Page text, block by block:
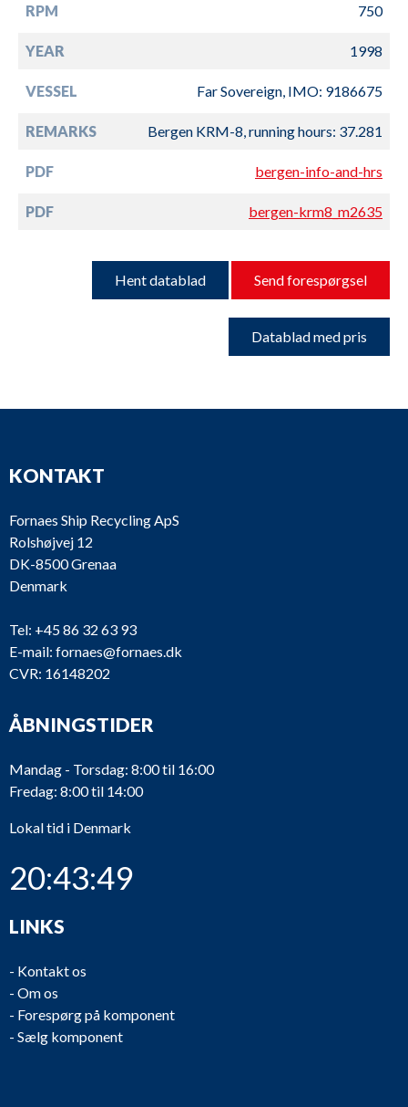
RPM 750
YEAR 1998
VESSEL Far Sovereign, IMO: 9186675
REMARKS Bergen KRM-8, running hours: 37.281
PDF bergen-info-and-hrs
PDF bergen-krm8_m2635
Hent datablad Send forespørgsel
Datablad med pris
KONTAKT
Fornaes Ship Recycling ApS
Rolshøjvej 12
DK-8500 Grenaa
Denmark
Tel: +45 86 32 63 93
E-mail: fornaes@fornaes.dk
CVR: 16148202
ÅBNINGSTIDER
Mandag - Torsdag: 8:00 til 16:00
Fredag: 8:00 til 14:00
Lokal tid i Denmark
20:43:49
LINKS
- Kontakt os
- Om os
- Forespørg på komponent
- Sælg komponent